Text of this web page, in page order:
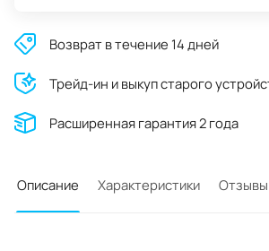
Возврат в течение 14 дней
Трейд-ин и выкуп старого
Расширенная гарантия 2 года
Описание Характеристики Отзывы